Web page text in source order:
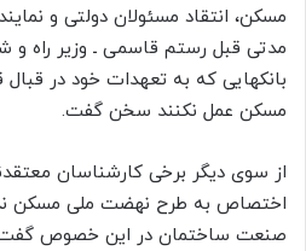
مسکن، انتقاد مسئولان دولتی و
مدتی قبل رستم قاسمی ـ وزیر راه و
بانکهایی که به تعهدات خود در
مسکن عمل نکنند سخن گفت.
از سوی دیگر برخی کارشناسان
اختصاص به طرح نهضت ملی مسکن
صنعت ساختمان در این خصوص گفت: